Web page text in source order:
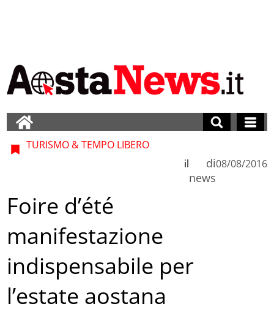
TURISMO & TEMPO LIBERO
di
news
il 08/08/2016
Foire d’été
manifestazione
indispensabile per
l’estate aostana